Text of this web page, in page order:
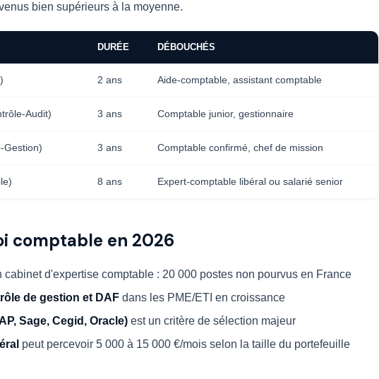
bien supérieurs à la moyenne.
DURÉE DÉBOUCHÉS
2 ans Aide-comptable, assistant comptable
Audit) 3 ans Comptable junior, gestionnaire
Gestion) 3 ans Comptable confirmé, chef de mission
8 ans Expert-comptable libéral ou salarié senior
comptable en 2026
cabinet d'expertise comptable : 20 000 postes non pourvus en France
de gestion et DAF dans les PME/ETI en croissance
Sage, Cegid, Oracle) est un critère de sélection majeur
peut percevoir 5 000 à 15 000 €/mois selon la taille du portefeuille